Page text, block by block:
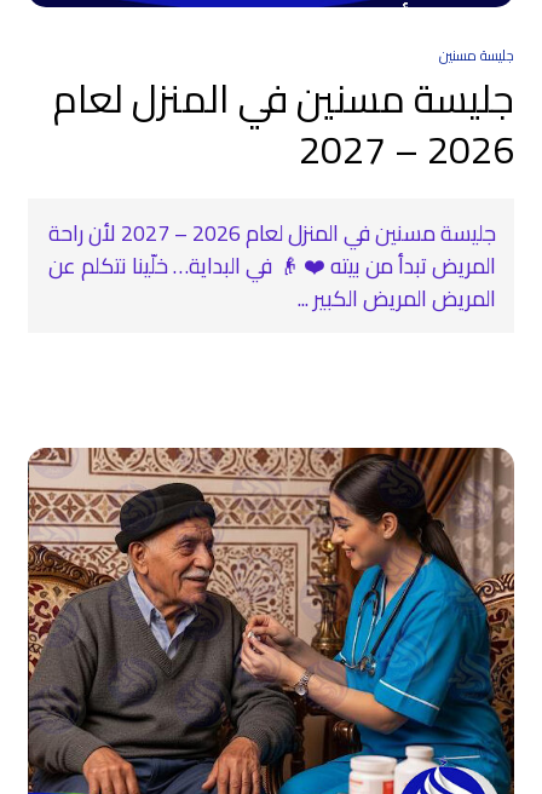
جليسة مسنين
جليسة مسنين في المنزل لعام
2026 – 2027
جليسة مسنين في المنزل لعام 2026 – 2027 لأن راحة
المريض تبدأ من بيته ❤️ 👴 في البداية… خلّينا نتكلم عن
المريض المريض الكبير ...